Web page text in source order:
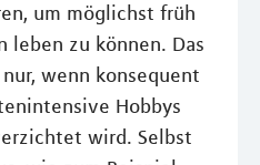
um möglichst früh
leben zu können. Das
wenn konsequent
Hobbys
wird. Selbst